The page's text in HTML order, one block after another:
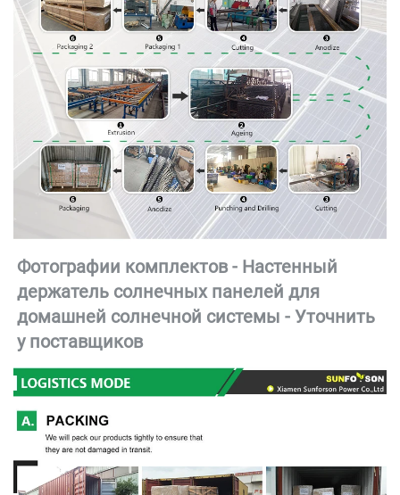
Фотографии комплектов - Настенный
держатель солнечных панелей для
домашней солнечной системы - Уточнить
у поставщиков